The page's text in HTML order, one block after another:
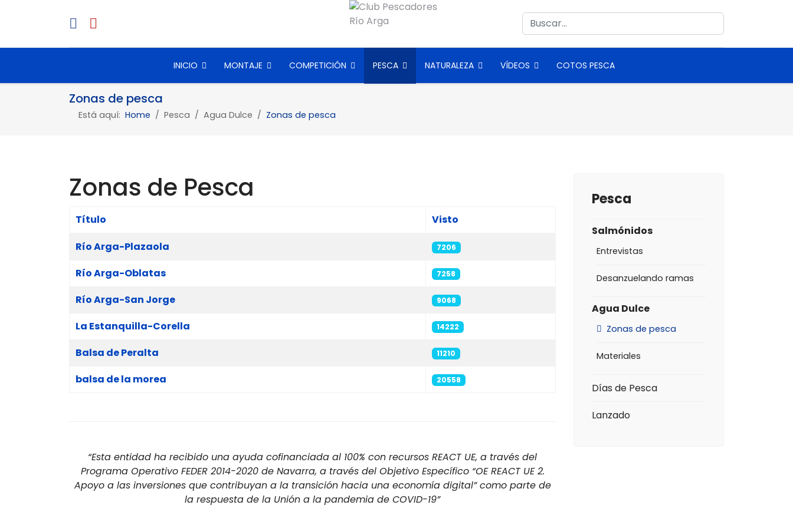
Buscar
INICIO MONTAJE COMPETICIÓN PESCA NATURALEZA VÍDEOS COTOS PESCA
Zonas de pesca
Está aquí: Home Pesca Agua Dulce Zonas de pesca
Zonas de Pesca
Tabla de artículos
Título
Visto
Río Arga-Plazaola
7206
Río Arga-Oblatas 7258
Río Arga-San Jorge 9068
La Estanquilla-Corella 14222
Balsa de Peralta 11210
balsa de la morea 20558
“Esta entidad ha recibido una ayuda cofinanciada al 100% con recursos REACT UE, a través del
Programa Operativo FEDER 2014-2020 de Navarra, a través del Objetivo Específico “OE REACT UE 2.
Apoyo a las inversiones que contribuyan a la transición hacia una economía digital” como parte de
la respuesta de la Unión a la pandemia de COVID-19”
Pesca
Salmónidos
Entrevistas
Desanzuelando ramas
Agua Dulce
Zonas de pesca
Materiales
Días de Pesca
Lanzado